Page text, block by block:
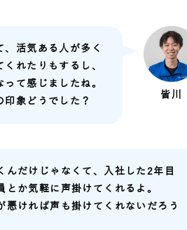
皆川
、活気ある人が多く
れたりもするし、
て感じましたね。
印象どうでした？
んだけじゃなくて、入社した2年目
とか気軽に声掛けてくれるよ。
悪ければ声も掛けてくれないだろう